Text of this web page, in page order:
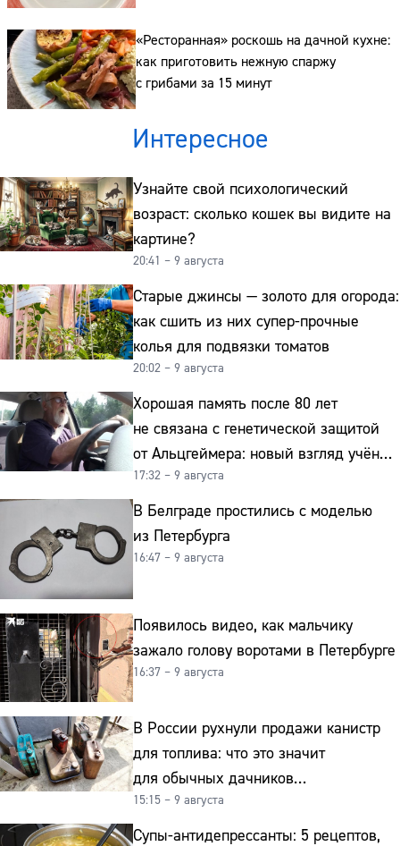
«Ресторанная» роскошь на дачной кухне:
как приготовить нежную спаржу
с грибами за 15 минут
Интересное
Узнайте свой психологический
возраст: сколько кошек вы видите на
картине?
20:41 – 9 августа
Старые джинсы — золото для огорода:
как сшить из них супер-прочные
колья для подвязки томатов
20:02 – 9 августа
Хорошая память после 80 лет
не связана с генетической защитой
от Альцгеймера: новый взгляд учёных
на старение мозга
17:32 – 9 августа
В Белграде простились с моделью
из Петербурга
16:47 – 9 августа
Появилось видео, как мальчику
зажало голову воротами в Петербурге
16:37 – 9 августа
В России рухнули продажи канистр
для топлива: что это значит
для обычных дачников
и автомобилистов
15:15 – 9 августа
Супы-антидепрессанты: 5 рецептов,